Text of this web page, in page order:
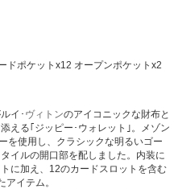
ドポケットx12 オープンポケットx2
イ･ ヴィトンのアイコニックな財布と
える｢ジッピー･ウォレット｣。
メゾン
を使用し、クラシックな明るいゴー
イルの開口部を配しました。 内装に
に加え、12のカードスロットを含む
イテム。